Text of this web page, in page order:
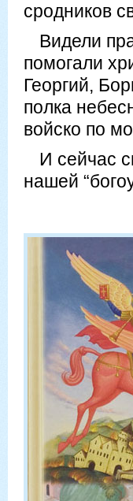
сродников
Видели
помогали
Георгий,
полка
войско по
И сейчас
нашей